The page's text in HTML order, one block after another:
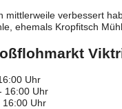
mittlerweile verbessert
ehemals Kropfitsch
Uhr
16:00 Uhr
16:00 Uhr